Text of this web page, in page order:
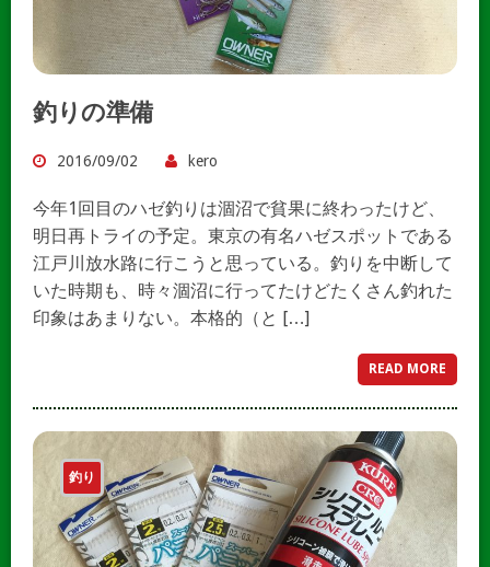
釣りの準備
2016/09/02 kero
今年1回目のハゼ釣りは涸沼で貧果に終わったけど、
明日再トライの予定。東京の有名ハゼスポットである
江戸川放水路に行こうと思っている。釣りを中断して
いた時期も、時々涸沼に行ってたけどたくさん釣れた
印象はあまりない。本格的（と […]
READ MORE
釣り